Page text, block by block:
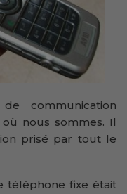
communication
nous sommes. Il
prisé par tout le
téléphone fixe était